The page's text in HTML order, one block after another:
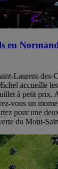
en
Laurent-des-
accueille
à petit prix.
vous un
pour une
du Mont-